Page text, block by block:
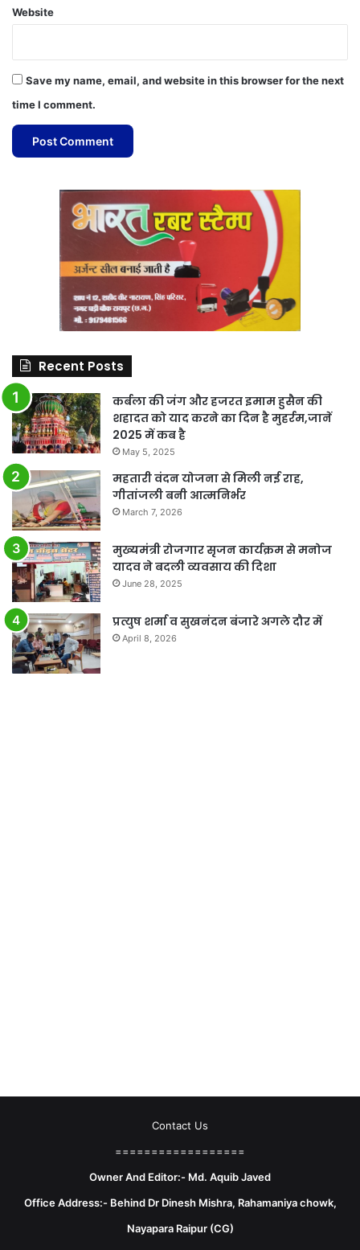
Website
Save my name, email, and website in this browser for the next
time I comment.
Recent Posts
कर्बला की जंग और हजरत इमाम हुसैन की
शहादत को याद करने का दिन है मुहर्रम,जानें
2025 में कब है
May 5, 2025
महतारी वंदन योजना से मिली नई राह,
गीतांजली बनी आत्मनिर्भर
March 7, 2026
मुख्यमंत्री रोजगार सृजन कार्यक्रम से मनोज
यादव ने बदली व्यवसाय की दिशा
June 28, 2025
प्रत्युष शर्मा व सुखनंदन बंजारे अगले दौर में
April 8, 2026
Contact Us
==================
Owner And Editor:- Md. Aquib Javed
Office Address:- Behind Dr Dinesh Mishra, Rahamaniya chowk,
Nayapara Raipur (CG)